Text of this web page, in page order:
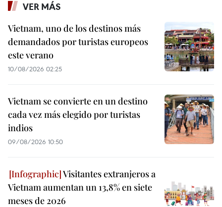
VER MÁS
Vietnam, uno de los destinos más
demandados por turistas europeos
este verano
10/08/2026 02:25
Vietnam se convierte en un destino
cada vez más elegido por turistas
indios
09/08/2026 10:50
Visitantes extranjeros a
Vietnam aumentan un 13,8% en siete
meses de 2026